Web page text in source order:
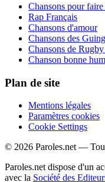
Chansons pour faire
Rap Français
Chansons d'amour
Chansons des
Chansons de
Chanson bonne
Plan de site
Mentions légales
Paramètres cookies
Cookie Settings
© 2026 Paroles.net —
Paroles.net dispose d'un
avec la Société des